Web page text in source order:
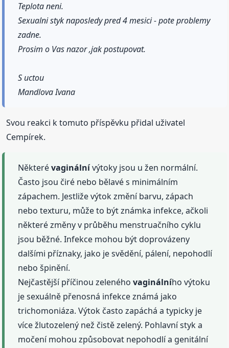
Teplota neni.
Sexualni styk naposledy pred 4 mesici - pote problemy
zadne.
Prosim o Vas nazor ,jak postupovat.
S uctou
Mandlova Ivana
Svou reakci k tomuto příspěvku přidal uživatel
Cempírek.
Některévaginálnívýtoky jsou u žen normální.
Často jsou čiré nebo bělavé s minimálním
zápachem. Jestliže výtok změní barvu, zápach
nebo texturu, může to být známka infekce, ačkoli
některé změny v průběhu menstruačního cyklu
jsou běžné. Infekce mohou být doprovázeny
dalšími příznaky, jako je svědění, pálení, nepohodlí
nebo špinění.
Nejčastější příčinou zelenéhovaginálního výtoku
je sexuálně přenosná infekce známá jako
trichomoniáza. Výtok často zapáchá a typicky je
více žlutozelený než čistě zelený. Pohlavní styk a
močení mohou způsobovat nepohodlí a genitální